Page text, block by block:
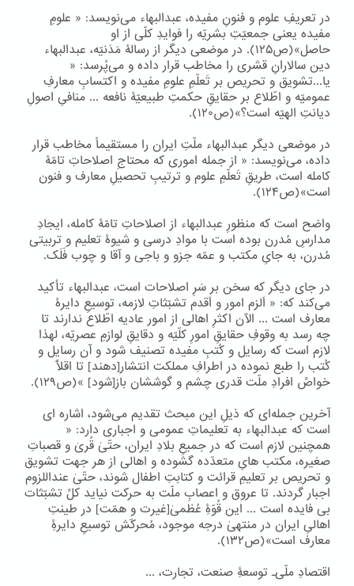
در تعریفِ علوم و فنونِ مفیده، عبدالبهاء می‌نویسد: « علومِ
مفیده یعنی جمعیّتِ بشریّه را فوایدِ کلّی از او
حاصل»(ص۱۲۵). در موضعی دیگر از رسالۀ مَدَنیّه، عبدالبهاء
دین سالارانِ قشری را مخاطب قرار داده و می‌پُرسد: «
یا...تشویق و تحریص بر تَعلّمِ علومِ مفیده و اکتسابِ معارفِ
عمومیّه و اطّلاع بر حقایقِ حکمتِ طبیعیّۀ نافعه ... منافیِ اصولِ
دیانتِ الهیّه است؟»(ص۱۲۰).
در موضعی دیگر عبدالبهاء ملّتِ ایران را مستقیماً مخاطب قرار
داده، می‌نویسد: « از جمله اموری که محتاجِ اصلاحاتِ تامّۀ
کامله است، طریقِ تَعلّمِ علوم و ترتیبِ تحصیلِ معارف و فنون
است»(ص۱۲۴).
واضح است که منظورِ عبدالبهاء از اصلاحاتِ تامّۀ کامله، ایجادِ
مدارسِ مُدرن بوده است با موادِ درسی و شیوۀ تعلیم و تربیتی
مُدرن، به جایِ مکتب و عمّه جزو و باجی و آقا و چوب فَلَک.
در جای دیگر که سخن بر سَرِ اصلاحات است، عبدالبهاء تأکید
می‌کند که: « اَلزم امور و اَقدم تشبّثاتِ لازمه، توسیعِ دایرۀ
معارف است ... الآن اکثرِ اهالی از امور عادیه اطّلاع ندارند تا
چه رسد به وقوفِ حقایقِ امورِ کلّیّه و دقایقِ لوازمِ عصریّه، لهذا
لازم است که رسایل و کُتبِ مفیده تصنیف شود و آن رسایل و
کُتب را طبع نموده در اطرافِ مملکت انتشار[دهند] تا اقلّاً
خواصِّ افرادِ ملّت قدری چشم و گوششان باز[شود] »(ص۱۲۹).
آخرین جمله‌ای که ذیلِ این مبحث تقدیم می‌شود، اشاره ای
است که عبدالبهاء به تعلیماتِ عمومی و اجباری دارد: «
همچنین لازم است که در جمیعِ بلادِ ایران، حتّیٰ قُریٰ و قصباتِ
صغیره، مکتب هایِ متعدّده گشوده و اهالی از هر جهت تشویق
و تحریص بر تعلیمِ قرائت و کتابتِ اطفال شوند، حتّیٰ عنداللزوم
اجبار گردند. تا عروق و اعصابِ ملّت به حرکت نیاید کلِّ تشبّثات
بی فایده است ... این قُوّۀِ عُظمیٰ[غیرت و همّت] در طینتِ
اهالیِ ایران در منتهیٰ درجه موجود، مُحرکّش توسیعِ دایرۀِ
معارف است»(ص۱۳۲).
اقتصادِ ملّی۔ توسعۀِ صنعت، تجارت، ...